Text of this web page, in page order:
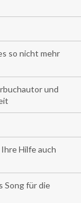
so nicht mehr
und
Hilfe auch
Song für die